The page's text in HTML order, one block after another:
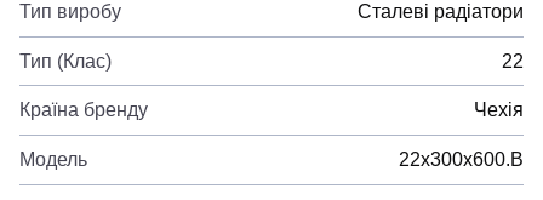
Тип виробу Сталеві радіатори
Тип (Клас) 22
Країна бренду Чехія
Модель 22х300х600.B